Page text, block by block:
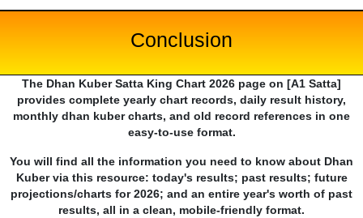
Conclusion
The Dhan Kuber Satta King Chart 2026 page on [A1 Satta]
provides complete yearly chart records, daily result history,
monthly dhan kuber charts, and old record references in one
easy-to-use format.
You will find all the information you need to know about Dhan
Kuber via this resource: today's results; past results; future
projections/charts for 2026; and an entire year's worth of past
results, all in a clean, mobile-friendly format.